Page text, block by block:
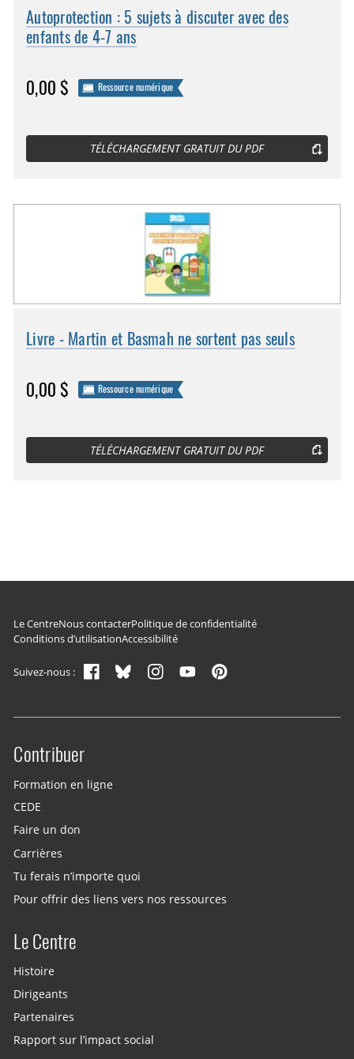
Autoprotection : 5 sujets à discuter avec des
enfants de 4-7 ans
0,00 $ Ressource numérique
TÉLÉCHARGEMENT GRATUIT DU PDF
Livre - Martin et Basmah ne sortent pas seuls
0,00 $ Ressource numérique
TÉLÉCHARGEMENT GRATUIT DU PDF
Navigation du pied de page
Le CentreNous contacterPolitique de confidentialité
Conditions d’utilisationAccessibilité
Suivez-nous :
Site menu
Contribuer
Formation en ligne
CEDE
Faire un don
Carrières
Tu ferais n’importe quoi
Pour offrir des liens vers nos ressources
Le Centre
Histoire
Dirigeants
Partenaires
Rapport sur l’impact social